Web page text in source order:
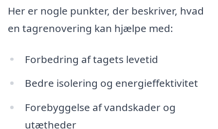
Her er nogle punkter, der beskriver, hvad
en tagrenovering kan hjælpe med:
Forbedring af tagets levetid
Bedre isolering og energieffektivitet
Forebyggelse af vandskader og
utætheder